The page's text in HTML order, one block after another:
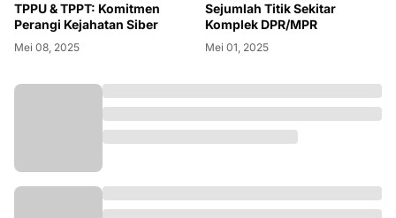
TPPU & TPPT: Komitmen
Perangi Kejahatan Siber
Mei 08, 2025
Sejumlah Titik Sekitar
Komplek DPR/MPR
Mei 01, 2025